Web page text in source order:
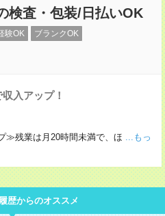
検査・包装/日払いOK
験OK ブランクOK
入アップ！
≫残業は月20時間未満で、ほ ...もっ
歴からのオススメ